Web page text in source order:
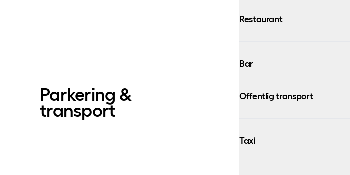
Restaurant
Bar
Parkering &
transport
Offentlig transport
Taxi